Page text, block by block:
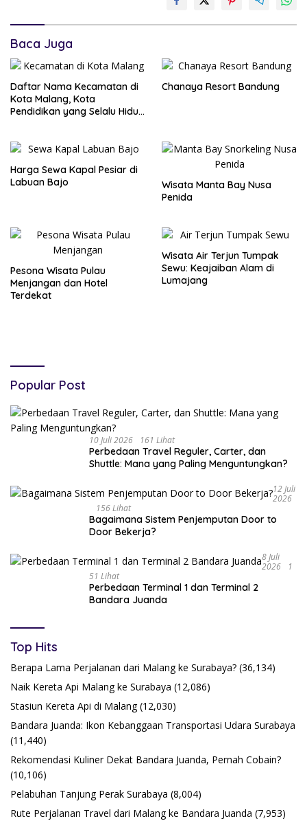
Baca Juga
Daftar Nama Kecamatan di
Kota Malang, Kota
Pendidikan yang Selalu Hidup
Chanaya Resort Bandung
Harga Sewa Kapal Pesiar di
Labuan Bajo
Wisata Manta Bay Nusa
Penida
Pesona Wisata Pulau
Menjangan dan Hotel
Terdekat
Wisata Air Terjun Tumpak
Sewu: Keajaiban Alam di
Lumajang
Popular Post
10 Juli 2026 161 Lihat
Perbedaan Travel Reguler, Carter, dan
Shuttle: Mana yang Paling Menguntungkan?
12 Juli
2026
156 Lihat
Bagaimana Sistem Penjemputan Door to
Door Bekerja?
8 Juli
2026
1
51 Lihat
Perbedaan Terminal 1 dan Terminal 2
Bandara Juanda
Top Hits
Berapa Lama Perjalanan dari Malang ke Surabaya? (36,134)
Naik Kereta Api Malang ke Surabaya (12,086)
Stasiun Kereta Api di Malang (12,030)
Bandara Juanda: Ikon Kebanggaan Transportasi Udara Surabaya
(11,440)
Rekomendasi Kuliner Dekat Bandara Juanda, Pernah Cobain?
(10,106)
Pelabuhan Tanjung Perak Surabaya (8,004)
Rute Perjalanan Travel dari Malang ke Bandara Juanda (7,953)